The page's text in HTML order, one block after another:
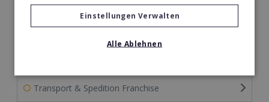
Sport Franchise
Transport & Spedition Franchise
Einstellungen Verwalten
Alle Ablehnen